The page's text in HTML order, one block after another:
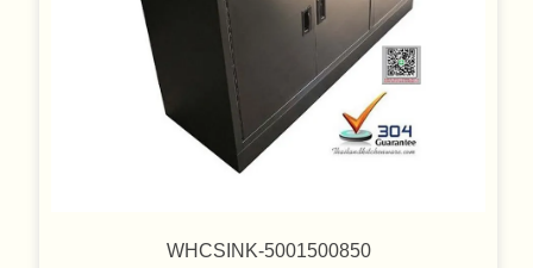
WHCSINK-5001500850